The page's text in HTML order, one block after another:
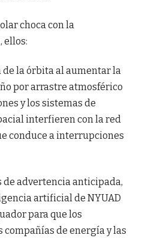
choca con la
ellos:
la órbita al aumentar la
por arrastre atmosférico
y los sistemas de
interfieren con la red
conduce a interrupciones
advertencia anticipada,
artificial de NYUAD
para que los
de energía y las